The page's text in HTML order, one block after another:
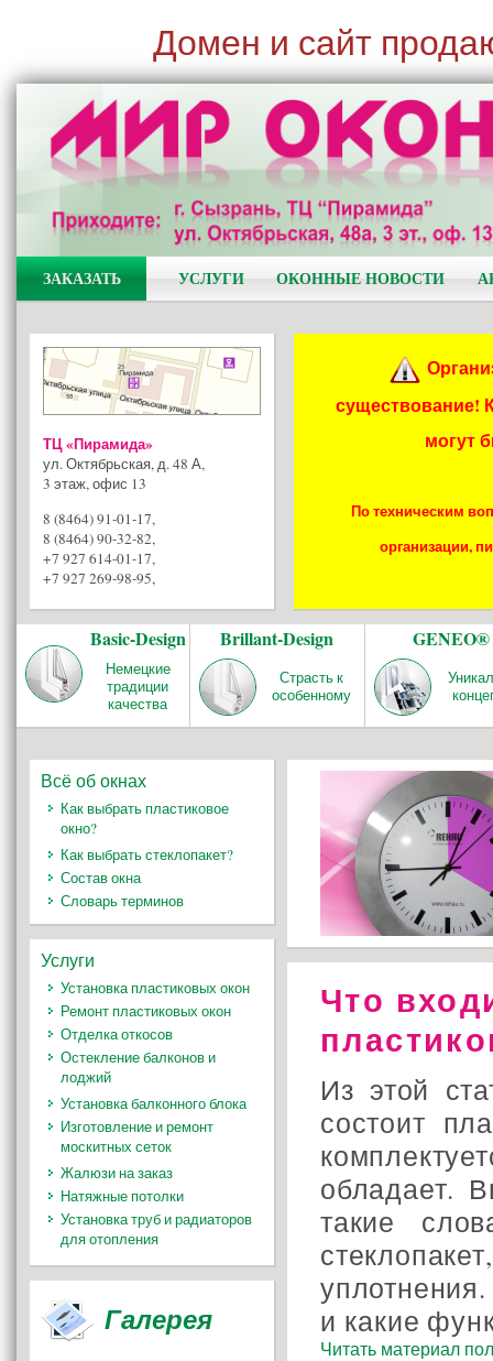
Домен и сайт
ЗАКАЗАТЬ УСЛУГИ ОКОННЫЕ НОВОСТИ
ТЦ «Пирамида»
ул. Октябрьская, д. 48 А,
3 этаж, офис 13
8 (8464) 91-01-17,
8 (8464) 90-32-82,
+7 927 614-01-17,
+7 927 269-98-95,
существование!
могут
По техническим
организации,
Basic-Design
Немецкие
традиции
качества
Brillant-Design
Страсть к
особенному
GENEO®
Что
Из этой
состоит
обладает.
такие
и какие
Читать материал
Всё об окнах
Как выбрать пластиковое
окно?
Как выбрать стеклопакет?
Состав окна
Словарь терминов
Услуги
Установка пластиковых окон
Ремонт пластиковых окон
Отделка откосов
Остекление балконов и
лоджий
Установка балконного блока
Изготовление и ремонт
москитных сеток
Жалюзи на заказ
Натяжные потолки
Установка труб и радиаторов
для отопления
Галерея